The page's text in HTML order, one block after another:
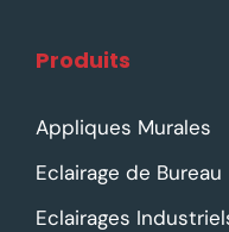
Produits
Appliques Murales
Eclairage de Bureau
Eclairages